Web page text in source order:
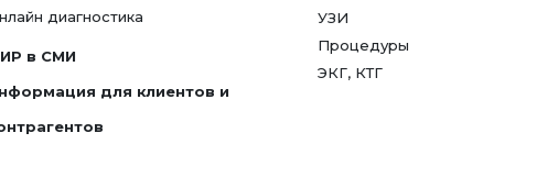
диагностика
в СМИ
для клиентов и
УЗИ
Процедуры
ЭКГ, КТГ